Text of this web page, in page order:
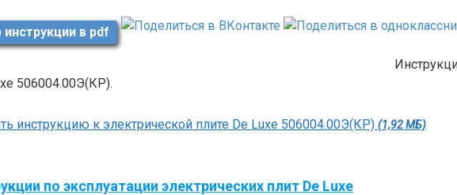
в pdf
506004.00Э(КР).
инструкцию к электрической плите De Luxe 506004.00Э(КР) (1,92 МБ)
по эксплуатации электрических плит De Luxe